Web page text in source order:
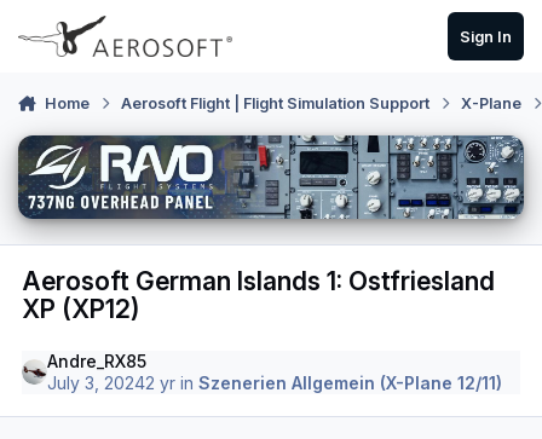
Skip to content
Sign In
Home Aerosoft Flight | Flight Simulation Support X-Plane
Aerosoft German Islands 1: Ostfriesland
XP (XP12)
Andre_RX85
July 3, 20242 yr inSzenerien Allgemein (X-Plane 12/11)